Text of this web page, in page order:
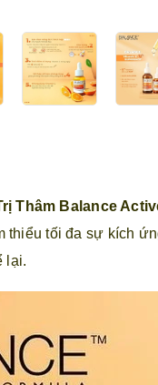
Thâm Balance
thiểu tối đa sự kích
lại.